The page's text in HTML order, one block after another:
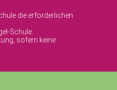
die erforderlichen
Schule.
sofern keine